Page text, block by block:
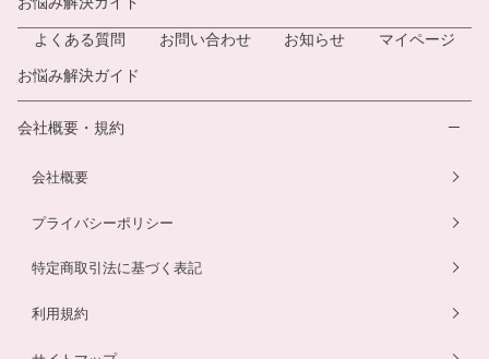
よくある質問
お問い合わせ お知らせ
マイページ
お悩み解決ガイド
会社概要・規約
会社概要
プライバシーポリシー
特定商取引法に基づく表記
利用規約